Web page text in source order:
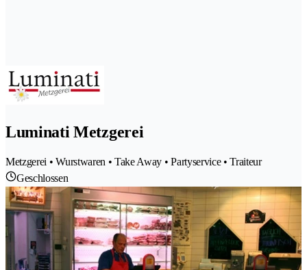
Luminati Metzgerei
Metzgerei • Wurstwaren • Take Away • Partyservice • Traiteur
Geschlossen